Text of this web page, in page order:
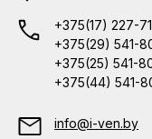
+375(17) 227-
+375(29) 541-
+375(25) 541-
+375(44) 541-
info@i-ven.by